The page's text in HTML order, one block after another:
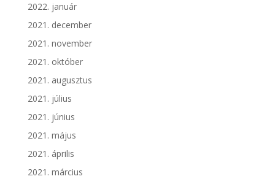
2022. január
2021. december
2021. november
2021. október
2021. augusztus
2021. július
2021. június
2021. május
2021. április
2021. március